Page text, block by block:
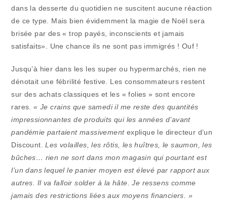
dans la desserte du quotidien ne suscitent aucune réaction
de ce type. Mais bien évidemment la magie de Noël sera
brisée par des « trop payés, inconscients et jamais
satisfaits». Une chance ils ne sont pas immigrés ! Ouf !
Jusqu’à hier dans les les super ou hypermarchés, rien ne
dénotait une fébrilité festive. Les consommateurs restent
sur des achats classiques et les « folies » sont encore
rares.« Je crains que samedi il me reste des quantités
impressionnantes de produits qui les années d’avant
pandémie partaient massivement explique le directeur d’un
Discount. Les volailles, les rôtis, les huîtres, le saumon, les
bûches… rien ne sort dans mon magasin qui pourtant est
l’un dans lequel le panier moyen est élevé par rapport aux
autres. Il va falloir solder à la hâte. Je ressens comme
jamais des restrictions liées aux moyens financiers. »